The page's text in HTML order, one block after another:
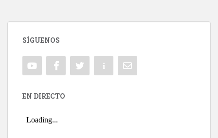
SÍGUENOS
EN DIRECTO